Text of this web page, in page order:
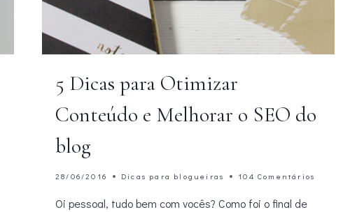
5 Dicas para Otimizar
Conteúdo e Melhorar o SEO do
blog
28/06/2016 Dicas para blogueiras 104 Comentários
Oi pessoal, tudo bem com vocês? Como foi o final de